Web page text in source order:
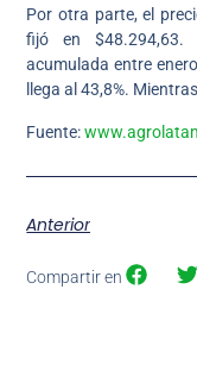
Por otra parte, el
fijó en $48.294,63.
acumulada entre
llega al 43,8%.
Fuente:
Anterior
Compartir en